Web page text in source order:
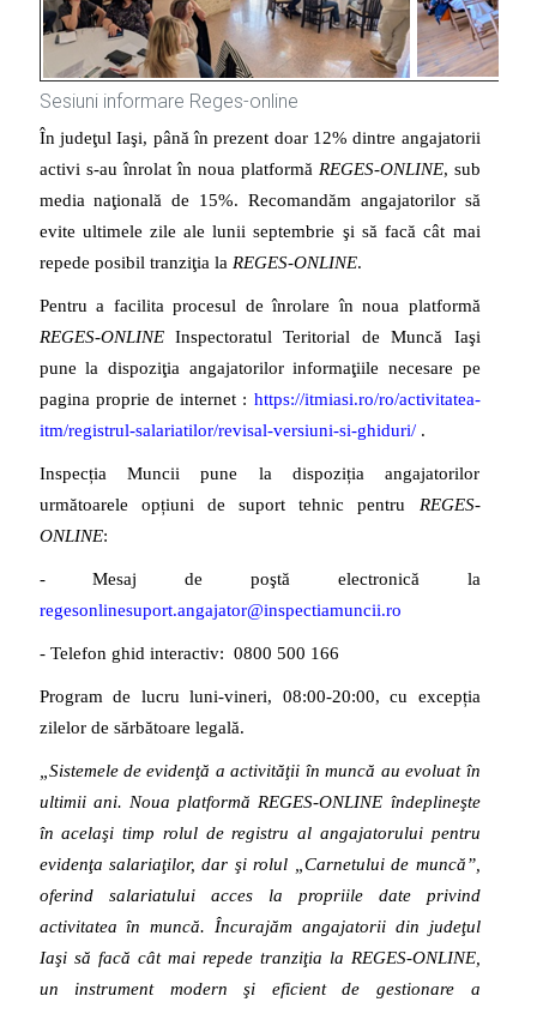
Sesiuni informare Reges-online
În judeţul Iaşi, până în prezent doar 12% dintre angajatorii
activi s-au înrolat în noua platformă REGES-ONLINE, sub
media naţională de 15%. Recomandăm angajatorilor să
evite ultimele zile ale lunii septembrie şi să facă cât mai
repede posibil tranziţia la REGES-ONLINE.
Pentru a facilita procesul de înrolare în noua platformă
REGES-ONLINEInspectoratul Teritorial de Muncă Iaşi
pune la dispoziţia angajatorilor informaţiile necesare pe
pagina proprie de internet : https://itmiasi.ro/ro/activitatea-
itm/registrul-salariatilor/revisal-versiuni-si-ghiduri/.
Inspecția Muncii pune la dispoziția angajatorilor
următoarele opțiuni de suport tehnic pentru REGES-
ONLINE:
- Mesaj de poştă electronică la
regesonlinesuport.angajator@inspectiamuncii.ro
- Telefon ghid interactiv: 0800 500 166
Program de lucru luni-vineri, 08:00-20:00, cu excepția
zilelor de sărbătoare legală.
„Sistemele de evidenţă a activităţii în muncă au evoluat în
ultimii ani. Noua platformă REGES-ONLINE îndeplineşte
în acelaşi timp rolul de registru al angajatorului pentru
evidenţa salariaţilor, dar şi rolul „Carnetului de muncă”,
oferind salariatului acces la propriile date privind
activitatea în muncă. Încurajăm angajatorii din judeţul
Iaşi să facă cât mai repede tranziţia la REGES-ONLINE,
un instrument modern şi eficient de gestionare a